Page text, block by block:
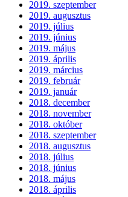
2019. szeptember
2019. augusztus
2019. július
2019. június
2019. május
2019. április
2019. március
2019. február
2019. január
2018. december
2018. november
2018. október
2018. szeptember
2018. augusztus
2018. július
2018. június
2018. május
2018. április